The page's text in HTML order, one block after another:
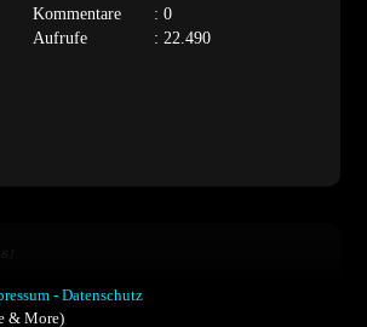
Kommentare
: 0
Aufrufe
: 22.490
- Datenschutz
& More)